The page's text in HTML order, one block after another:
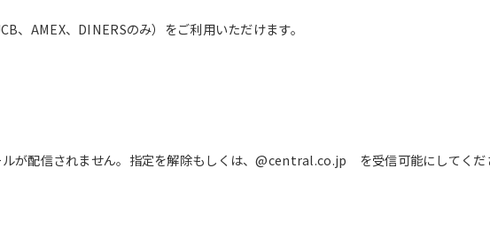
、AMEX、DINERSのみ）をご利用いただけます。
が配信されません。指定を解除もしくは、@central.co.jp を受信可能にしてくだ